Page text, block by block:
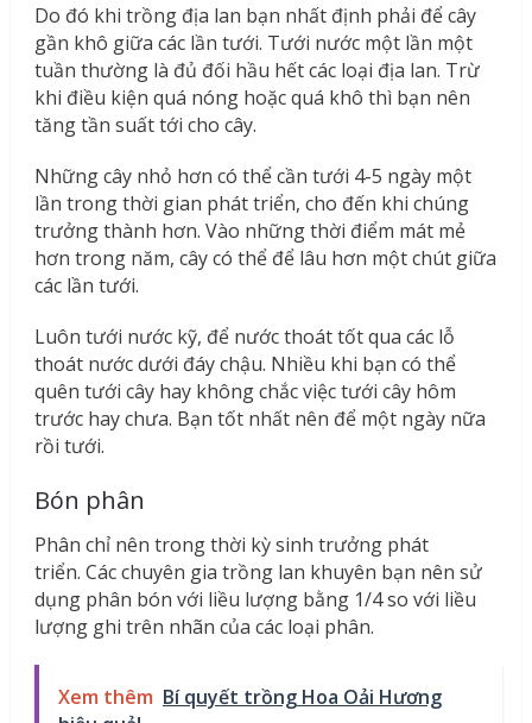
Do đó khi trồng địa lan bạn nhất định phải để cây
gần khô giữa các lần tưới. Tưới nước một lần một
tuần thường là đủ đối hầu hết các loại địa lan. Trừ
khi điều kiện quá nóng hoặc quá khô thì bạn nên
tăng tần suất tới cho cây.
Những cây nhỏ hơn có thể cần tưới 4-5 ngày một
lần trong thời gian phát triển, cho đến khi chúng
trưởng thành hơn. Vào những thời điểm mát mẻ
hơn trong năm, cây có thể để lâu hơn một chút giữa
các lần tưới.
Luôn tưới nước kỹ, để nước thoát tốt qua các lỗ
thoát nước dưới đáy chậu. Nhiều khi bạn có thể
quên tưới cây hay không chắc việc tưới cây hôm
trước hay chưa. Bạn tốt nhất nên để một ngày nữa
rồi tưới.
Bón phân
Phân chỉ nên trong thời kỳ sinh trưởng phát
triển. Các chuyên gia trồng lan khuyên bạn nên sử
dụng phân bón với liều lượng bằng 1/4 so với liều
lượng ghi trên nhãn của các loại phân.
Xem thêm Bí quyết trồng Hoa Oải Hương